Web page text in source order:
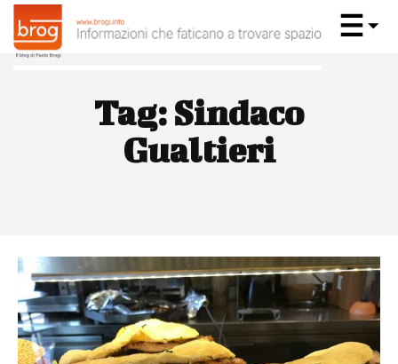
Tag: Sindaco
Gualtieri